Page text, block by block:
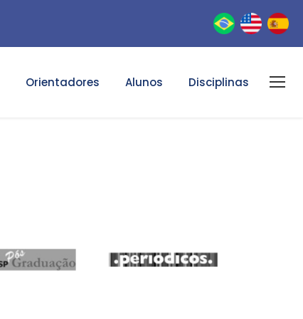
Orientadores Alunos Disciplinas